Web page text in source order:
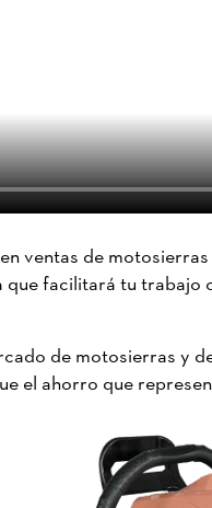
ventas de
facilitará tu
de motosierras y
el ahorro que